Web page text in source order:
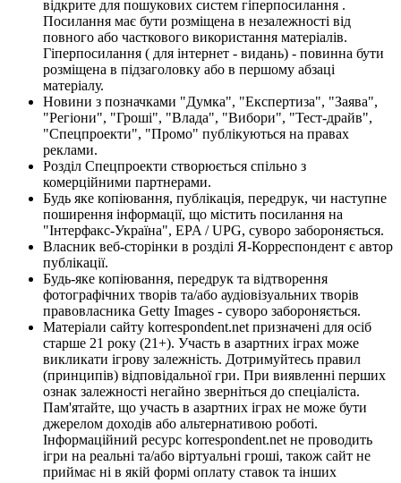
відкрите для пошукових систем гіперпосилання .
Посилання має бути розміщена в незалежності від
повного або часткового використання матеріалів.
Гіперпосилання ( для інтернет - видань) - повинна бути
розміщена в підзаголовку або в першому абзаці
матеріалу.
Новини з позначками "Думка", "Експертиза", "Заява",
"Регіони", "Гроші", "Влада", "Вибори", "Тест-драйв",
"Спецпроекти", "Промо" публікуються на правах
реклами.
Розділ Спецпроекти створюється спільно з
комерційними партнерами.
Будь яке копіювання, публікація, передрук, чи наступне
поширення інформації, що містить посилання на
"Інтерфакс-Україна", EPA / UPG, суворо забороняється.
Власник веб-сторінки в розділі Я-Корреспондент є автор
публікації.
Будь-яке копіювання, передрук та відтворення
фотографічних творів та/або аудіовізуальних творів
правовласника Getty Images - суворо забороняється.
Матеріали сайту korrespondent.net призначені для осіб
старше 21 року (21+). Участь в азартних іграх може
викликати ігрову залежність. Дотримуйтесь правил
(принципів) відповідальної гри. При виявленні перших
ознак залежності негайно зверніться до спеціаліста.
Пам'ятайте, що участь в азартних іграх не може бути
джерелом доходів або альтернативою роботі.
Інформаційний ресурс korrespondent.net не проводить
ігри на реальні та/або віртуальні гроші, також сайт не
приймає ні в якій формі оплату ставок та інших